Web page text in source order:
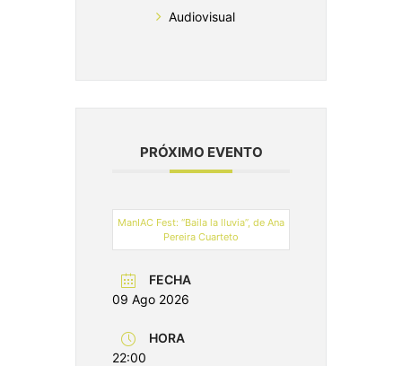
Audiovisual
PRÓXIMO EVENTO
ManIAC Fest: “Baila la lluvia”, de Ana
Pereira Cuarteto
FECHA
09 Ago 2026
HORA
22:00